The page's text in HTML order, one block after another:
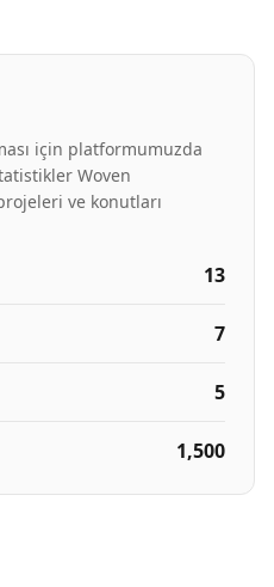
için platformumuzda
Woven
ve konutları
13
7
5
1,500